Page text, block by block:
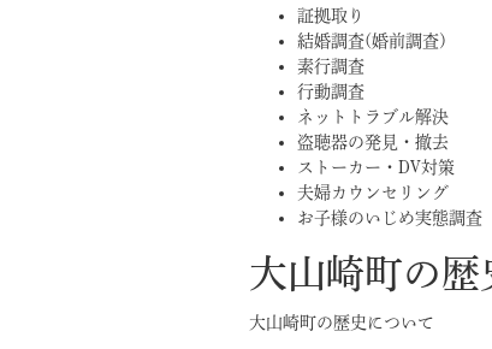
証拠取り
結婚調査(婚前調査)
素行調査
行動調査
ネットトラブル解決
盗聴器の発見・撤去
ストーカー・DV対策
夫婦カウンセリング
お子様のいじめ実態調査
大山崎町の歴
大山崎町の歴史について